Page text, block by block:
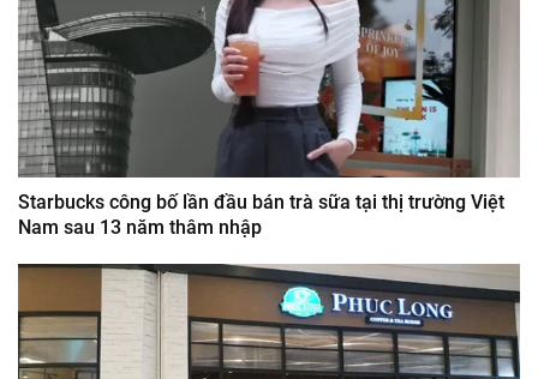
Starbucks công bố lần đầu bán trà sữa tại thị trường Việt
Nam sau 13 năm thâm nhập